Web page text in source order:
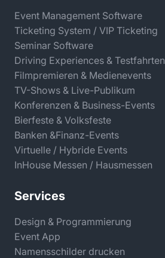
Event Management Software
Ticketing System / VIP Ticketing
Seminar Software
Driving Experiences & Testfahrten
Filmpremieren & Medienevents
TV-Shows & Live-Publikum
Konferenzen & Business-Events
Bierfeste & Volksfeste
Banken &Finanz-Events
Virtuelle / Hybride Events
InHouse Messen / Hausmessen
Services
Design & Programmierung
Event App
Namensschilder drucken